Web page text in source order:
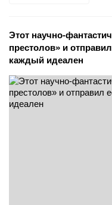
Этот научно-
престолов» и
каждый идеален